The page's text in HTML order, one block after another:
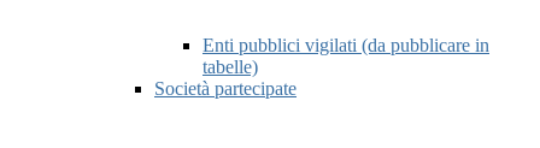
Enti pubblici vigilati (da pubblicare in
tabelle)
Società partecipate